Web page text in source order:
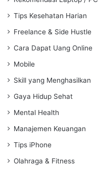
Tips Kesehatan Harian
Freelance & Side Hustle
Cara Dapat Uang Online
Mobile
Skill yang Menghasilkan
Gaya Hidup Sehat
Mental Health
Manajemen Keuangan
Tips iPhone
Olahraga & Fitness